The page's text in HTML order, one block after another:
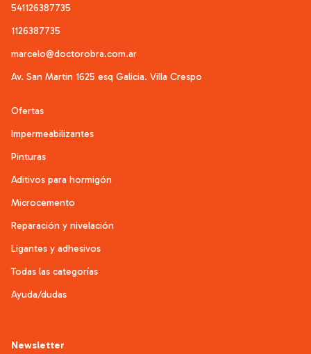
541126387735
1126387735
marcelo@doctorobra.com.ar
Av. San Martin 1625 esq Galicia. Villa Crespo
Ofertas
Impermeabilizantes
Pinturas
Aditivos para hormigón
Microcemento
Reparación y nivelación
Ligantes y adhesivos
Todas las categorías
Ayuda/dudas
Newsletter